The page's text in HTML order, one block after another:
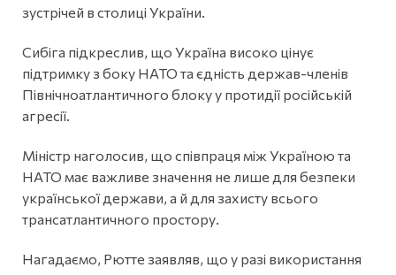
зустрічей в столиці України.
Сибіга підкреслив, що Україна високо цінує
підтримку з боку НАТО та єдність держав-членів
Північноатлантичного блоку у протидії російській
агресії.
Міністр наголосив, що співпраця між Україною та
НАТО має важливе значення не лише для безпеки
української держави, а й для захисту всього
трансатлантичного простору.
Нагадаємо, Рютте заявляв, що у разі використання